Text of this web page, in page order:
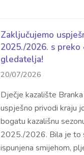
Zaključujemo
2025./2026. s preko
gledatelja!
20/07/2026
Dječje kazalište
uspješno privodi kraju
bogatu kazališnu
2025./2026. Bila je to
ispunjena smijehom,